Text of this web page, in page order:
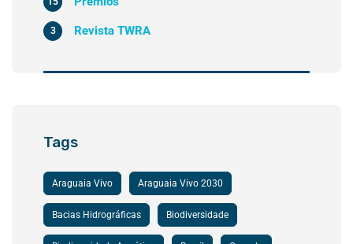
Revista TWRA
3
Tags
Araguaia Vivo Araguaia Vivo 2030
Bacias Hidrográficas Biodiversidade